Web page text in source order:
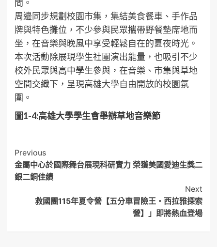
間。
周邊同步規劃校園市集，集結美食餐車、手作品
牌與特色攤位，不少參與民眾攜帶野餐墊席地而
坐，在音樂與晚風中享受輕鬆自在的夏夜時光。
本次活動除展現學生社團演出能量，也吸引不少
校外民眾與高中學生參與，在音樂、市集與草地
空間交織下，呈現高雄大學自由開放的校園氛
圍。
圖1-4:高雄大學學生會舉辦草地音樂節
Post
Navigation
Previous
金屬中心於國際舞台展現科研實力 榮獲美國愛迪生獎二
銀二銅佳績
Next
救國團115年夏令營【五分車冒險王・西拉雅探索
營】」即將熱血登場